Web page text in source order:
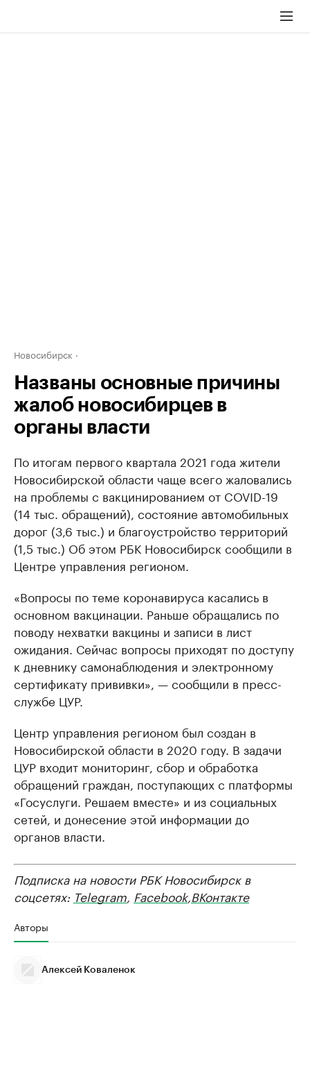
Новосибирск
Названы основные причины
жалоб новосибирцев в
органы власти
По итогам первого квартала 2021 года жители
Новосибирской области чаще всего жаловались
на проблемы с вакцинированием от COVID-19
(14 тыс. обращений), состояние автомобильных
дорог (3,6 тыс.) и благоустройство территорий
(1,5 тыс.) Об этом РБК Новосибирск сообщили в
Центре управления регионом.
«Вопросы по теме коронавируса касались в
основном вакцинации. Раньше обращались по
поводу нехватки вакцины и записи в лист
ожидания. Сейчас вопросы приходят по доступу
к дневнику самонаблюдения и электронному
сертификату прививки», — сообщили в пресс-
службе ЦУР.
Центр управления регионом был создан в
Новосибирской области в 2020 году. В задачи
ЦУР входит мониторинг, сбор и обработка
обращений граждан, поступающих с платформы
«Госуслуги. Решаем вместе» и из социальных
сетей, и донесение этой информации до
органов власти.
Подписка на новости РБК Новосибирск в
соцсетях: Telegram Facebook,ВКонтакте
Авторы
Алексей Коваленок